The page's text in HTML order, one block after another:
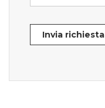
Invia richiesta